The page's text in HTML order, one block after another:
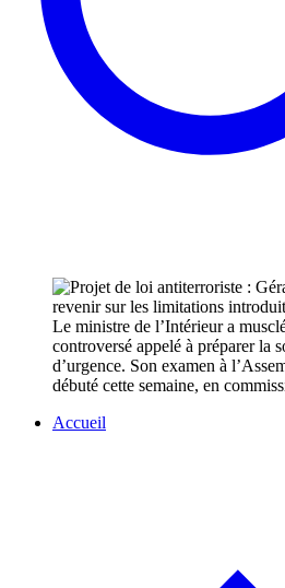
Le ministre de l’Intérieur a
controversé appelé à préparer la
d’urgence. Son examen à
débuté cette semaine, en
Accueil